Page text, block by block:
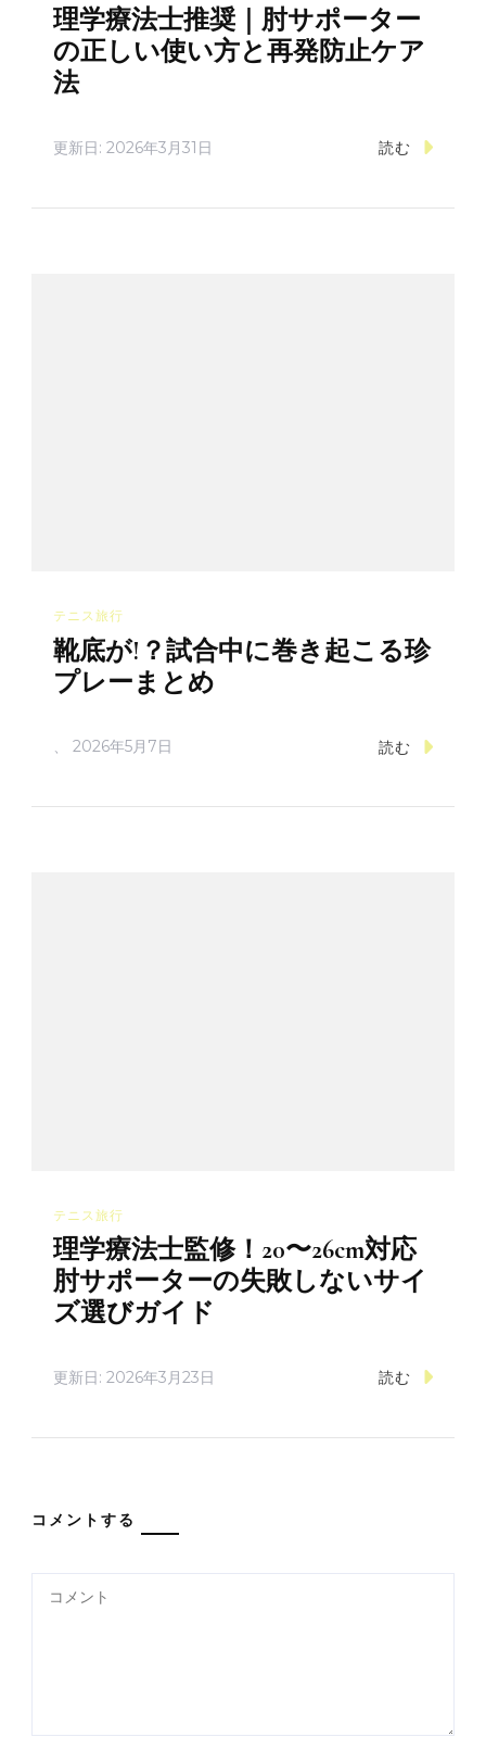
理学療法士推奨｜肘サポーター
の正しい使い方と再発防止ケア
法
更新日: 2026年3月31日 読む
テニス旅行
靴底が!？試合中に巻き起こる珍
プレーまとめ
、 2026年5月7日 読む
テニス旅行
理学療法士監修！20〜26cm対応
肘サポーターの失敗しないサイ
ズ選びガイド
更新日: 2026年3月23日 読む
コメントする